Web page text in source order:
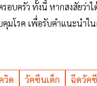
บครัว ทั้งนี้ หากสงสัยว่าไ
มโรค เพื่อรับคำแนะนำใ
วิด วัคซีนเด็ก ฉีดวัค